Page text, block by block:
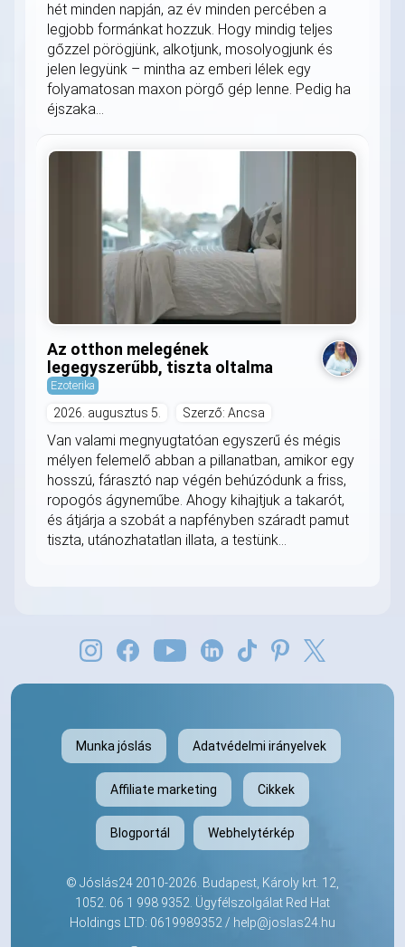
hét minden napján, az év minden percében a
legjobb formánkat hozzuk. Hogy mindig teljes
gőzzel pörögjünk, alkotjunk, mosolyogjunk és
jelen legyünk – mintha az emberi lélek egy
folyamatosan maxon pörgő gép lenne. Pedig ha
éjszaka...
Az otthon melegének
legegyszerűbb, tiszta oltalma
Ezoterika
2026. augusztus 5. Szerző: Ancsa
Van valami megnyugtatóan egyszerű és mégis
mélyen felemelő abban a pillanatban, amikor egy
hosszú, fárasztó nap végén behúzódunk a friss,
ropogós ágyneműbe. Ahogy kihajtjuk a takarót,
és átjárja a szobát a napfényben száradt pamut
tiszta, utánozhatatlan illata, a testünk...
Munka jóslás Adatvédelmi irányelvek
Affiliate marketing Cikkek
Blogportál Webhelytérkép
© Jóslás24 2010-2026. Budapest, Károly krt. 12,
1052. 06 1 998 9352. Ügyfélszolgálat Red Hat
Holdings LTD: 0619989352 / help@joslas24.hu